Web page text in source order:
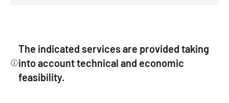
The indicated services are provided taking
into account technical and economic
feasibility.